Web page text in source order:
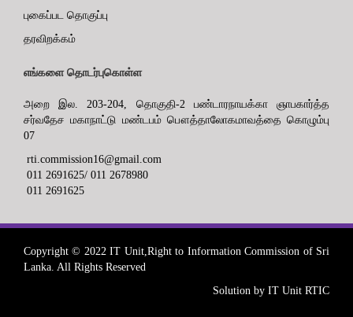
புகைப்பட தொகுப்பு
தரவிறக்கம்
எங்களை தொடர்புகொள்ள
அறை இல. 203-204, தொகுதி-2 பண்டாரநாயக்கா ஞாபகார்த்த
சர்வதேச மகாநாட்டு மண்டபம் பௌத்தாலோகமாவத்தை கொழும்பு
07
rti.commission16@gmail.com
011 2691625/ 011 2678980
011 2691625
Copyright © 2022 IT Unit,Right to Information Commission of Sri
Lanka. All Rights Reserved
Solution by IT Unit RTIC